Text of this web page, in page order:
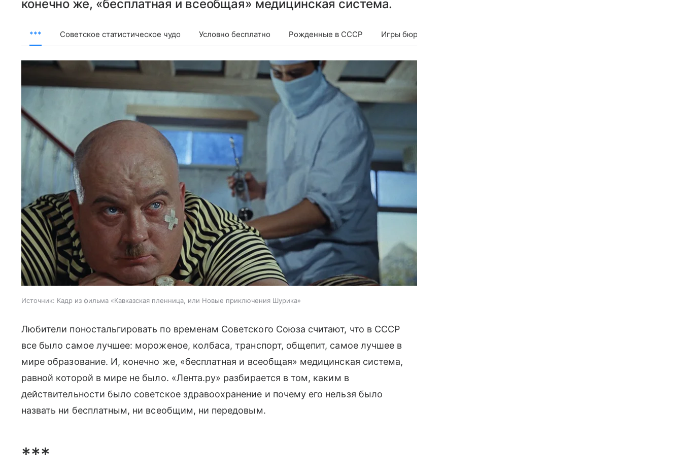
конечно же, «бесплатная и всеобщая» медицинская система.
*** Советское статистическое чудо Условно бесплатно Рожденные в СССР Игры бюрократов
Источник: Кадр из фильма «Кавказская пленница, или Новые приключения Шурика»
Любители поностальгировать по временам Советского Союза считают, что в СССР
все было самое лучшее: мороженое, колбаса, транспорт, общепит, самое лучшее в
мире образование. И, конечно же, «бесплатная и всеобщая» медицинская система,
равной которой в мире не было. «Лента.ру» разбирается в том, каким в
действительности было советское здравоохранение и почему его нельзя было
назвать ни бесплатным, ни всеобщим, ни передовым.
***